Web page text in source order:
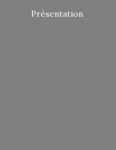
Présentation